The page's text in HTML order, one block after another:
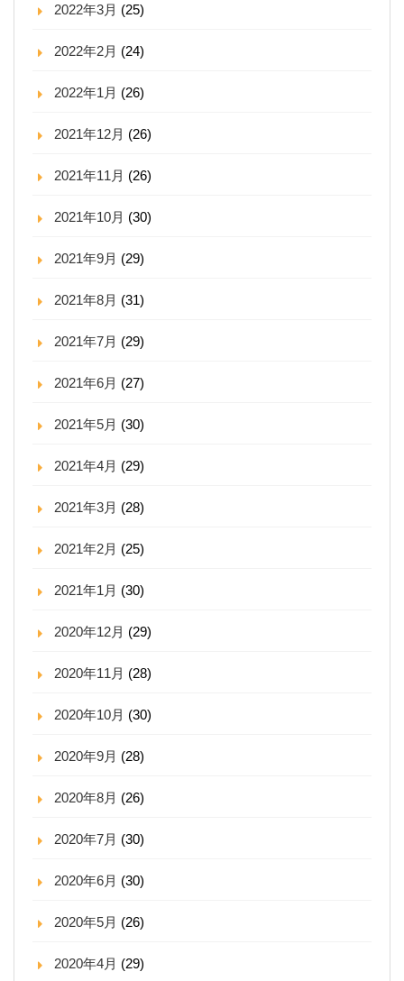
2022年3月 (25)
2022年2月 (24)
2022年1月 (26)
2021年12月 (26)
2021年11月 (26)
2021年10月 (30)
2021年9月 (29)
2021年8月 (31)
2021年7月 (29)
2021年6月 (27)
2021年5月 (30)
2021年4月 (29)
2021年3月 (28)
2021年2月 (25)
2021年1月 (30)
2020年12月 (29)
2020年11月 (28)
2020年10月 (30)
2020年9月 (28)
2020年8月 (26)
2020年7月 (30)
2020年6月 (30)
2020年5月 (26)
2020年4月 (29)